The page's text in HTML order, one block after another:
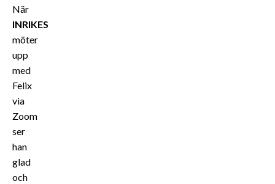
När
INRIKES
möter
upp
med
Felix
via
Zoom
ser
han
glad
och